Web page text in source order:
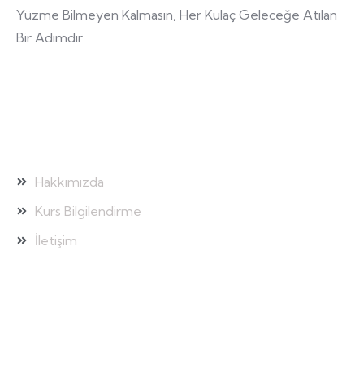
Yüzme Bilmeyen Kalmasın, Her Kulaç Geleceğe Atılan
Bir Adımdır
Hakkımızda
Kurs Bilgilendirme
İletişim